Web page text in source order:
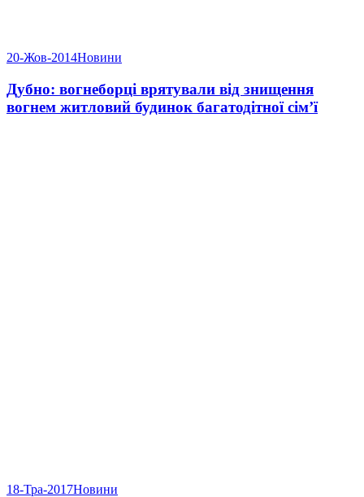
20-Жов-2014Новини
Дубно: вогнеборці врятували від знищення
вогнем житловий будинок багатодітної сім’ї
18-Тра-2017Новини